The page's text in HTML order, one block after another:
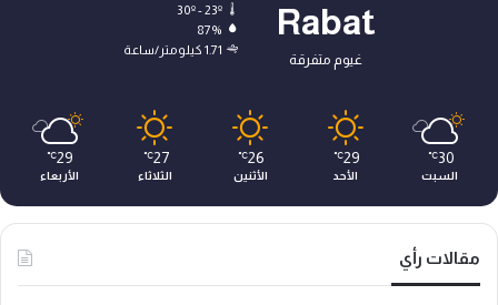
Rabat
غيوم متفرقة
30º - 23º
87%
1.71 كيلومتر/ساعة
30
℃
السبت
29
℃
الأحد
26
℃
الأثنين
27
℃
الثلاثاء
29
℃
الأربعاء
مقالات رأي